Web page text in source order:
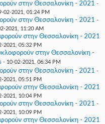
στην Θεσσαλονίκη - 2021 -
02-2021, 01:24 PM
στην Θεσσαλονίκη - 2021 -
2021, 11:20 AM
στην Θεσσαλονίκη - 2021
2021, 05:32 PM
στην Θεσσαλονίκη -
- 10-02-2021, 06:34 PM
στην Θεσσαλονίκη - 2021 -
2021, 05:51 PM
στην Θεσσαλονίκη - 2021
2021, 10:04 PM
στην Θεσσαλονίκη - 2021 -
2021, 10:09 PM
στην Θεσσαλονίκη - 2021